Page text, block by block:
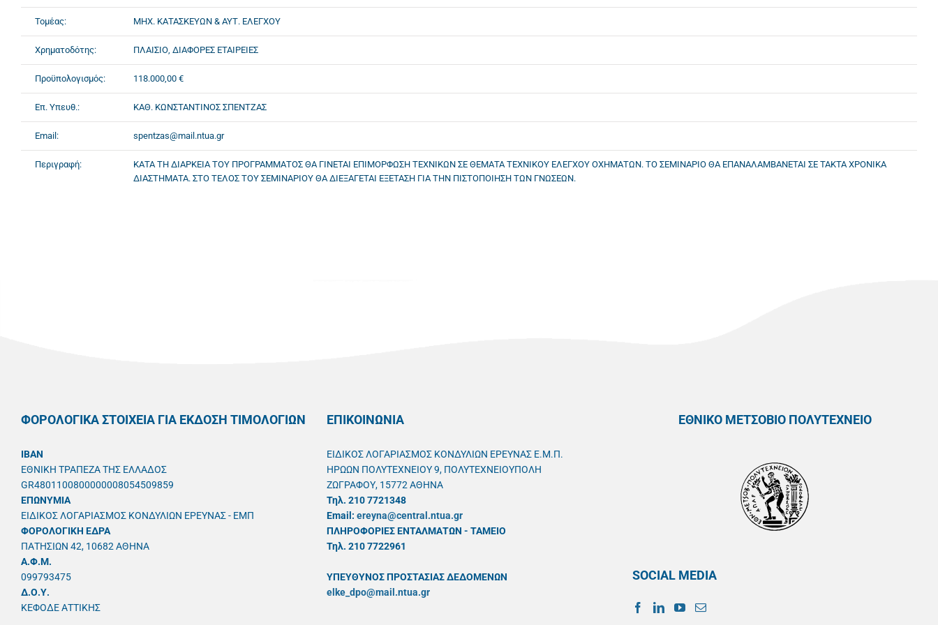
Τομέας: ΜΗΧ. ΚΑΤΑΣΚΕΥΩΝ & ΑΥΤ. ΕΛΕΓΧΟΥ
Χρηματοδότης: ΠΛΑΙΣΙΟ, ΔΙΑΦΟΡΕΣ ΕΤΑΙΡΕΙΕΣ
Προϋπολογισμός: 118.000,00 €
Επ. Υπευθ.: ΚΑΘ. ΚΩΝΣΤΑΝΤΙΝΟΣ ΣΠΕΝΤΖΑΣ
Email: spentzas@mail.ntua.gr
Περιγραφή:
ΚΑΤΑ ΤΗ ΔΙΑΡΚΕΙΑ ΤΟΥ ΠΡΟΓΡΑΜΜΑΤΟΣ ΘΑ ΓΙΝΕΤΑΙ ΕΠΙΜΟΡΦΩΣΗ ΤΕΧΝΙΚΩΝ ΣΕ ΘΕΜΑΤΑ ΤΕΧΝΙΚΟΥ ΕΛΕΓΧΟΥ ΟΧΗΜΑΤΩΝ. ΤΟ ΣΕΜΙΝΑΡΙΟ ΘΑ ΕΠΑΝΑΛΑΜΒΑΝΕΤΑΙ ΣΕ ΤΑΚΤΑ ΧΡΟΝΙΚΑ
ΔΙΑΣΤΗΜΑΤΑ. ΣΤΟ ΤΕΛΟΣ ΤΟΥ ΣΕΜΙΝΑΡΙΟΥ ΘΑ ΔΙΕΞΑΓΕΤΑΙ ΕΞΕΤΑΣΗ ΓΙΑ ΤΗΝ ΠΙΣΤΟΠΟΙΗΣΗ ΤΩΝ ΓΝΩΣΕΩΝ.
ΦΟΡΟΛΟΓΙΚΑ ΣΤΟΙΧΕΙΑ ΓΙΑ ΕΚΔΟΣΗ ΤΙΜΟΛΟΓΙΩΝ
IBAN
ΕΘΝΙΚΗ ΤΡΑΠΕΖΑ ΤΗΣ ΕΛΛΑΔΟΣ
GR4801100800000008054509859
ΕΠΩΝΥΜΙΑ
ΕΙΔΙΚΟΣ ΛΟΓΑΡΙΑΣΜΟΣ ΚΟΝΔΥΛΙΩΝ ΕΡΕΥΝΑΣ - ΕΜΠ
ΦΟΡΟΛΟΓΙΚΗ ΕΔΡΑ
ΠΑΤΗΣΙΩΝ 42, 10682 ΑΘΗΝΑ
A.Φ.Μ.
099793475
Δ.Ο.Υ.
ΚΕΦΟΔΕ ΑΤΤΙΚΗΣ
ΕΠΙΚΟΙΝΩΝΙΑ
ΕΙΔΙΚΟΣ ΛΟΓΑΡΙΑΣΜΟΣ ΚΟΝΔΥΛΙΩΝ ΕΡΕΥΝΑΣ Ε.Μ.Π.
ΗΡΩΩΝ ΠΟΛΥΤΕΧΝΕΙΟΥ 9, ΠΟΛΥΤΕΧΝΕΙΟΥΠΟΛΗ
ΖΩΓΡΑΦΟΥ, 15772 ΑΘΗΝΑ
Τηλ. 210 7721348
Email: ereyna@central.ntua.gr
ΠΛΗΡΟΦΟΡΙΕΣ ΕΝΤΑΛΜΑΤΩΝ - ΤΑΜΕΙΟ
Τηλ. 210 7722961
ΥΠΕΥΘYΝΟΣ ΠΡΟΣΤΑΣΙΑΣ ΔΕΔΟΜΕΝΩΝ
elke_dpo@mail.ntua.gr
ΕΘΝΙΚΟ ΜΕΤΣΟΒΙΟ ΠΟΛΥΤΕΧΝΕΙΟ
SOCIAL MEDIA